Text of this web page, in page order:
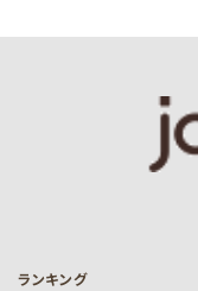
ランキング